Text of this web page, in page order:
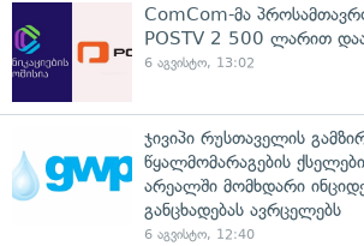
ComCom-მა
POSTV 2 500 ლარით
6 აგვისტო, 13:02
ჯივიპი რუსთაველის
წყალმომარაგების
არეალში მომხდარი
განცხადებას ავრცელებს
6 აგვისტო, 12:40